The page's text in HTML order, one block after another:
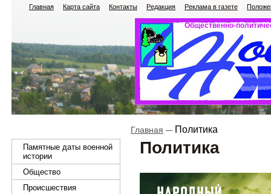
Главная Карта сайта Контакты Редакция Реклама в газете
Общественно-
Памятные даты военной
истории
Общество
Происшествия
Главная Политика
Политика